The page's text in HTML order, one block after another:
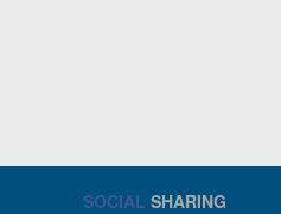
SOCIAL SHARING